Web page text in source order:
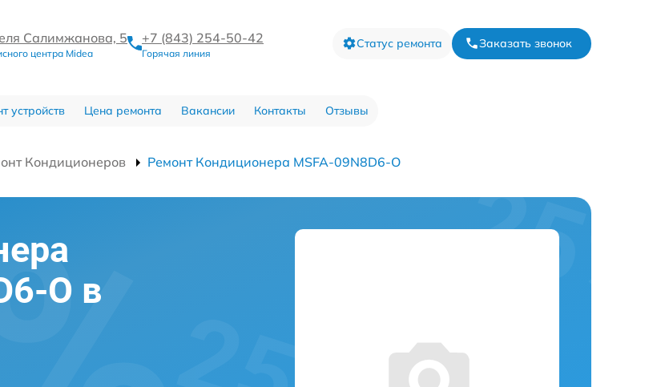
Салимжанова, 5
центра Midea
+7 (843) 254-50-42
Горячая линия
Статус ремонта Заказать звонок
устройств Цена ремонта Вакансии Контакты Отзывы
Кондиционеров Ремонт Кондиционера MSFA-09N8D6-O
O в